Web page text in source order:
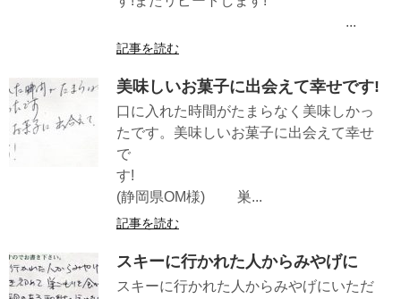
...
記事を読む
美味しいお菓子に出会えて幸せです!
口に入れた時間がたまらなく美味しかっ
たです。美味しいお菓子に出会えて幸せ
で
す!
(静岡県OM様) 巣...
記事を読む
スキーに行かれた人からみやげに
スキーに行かれた人からみやげにいただ